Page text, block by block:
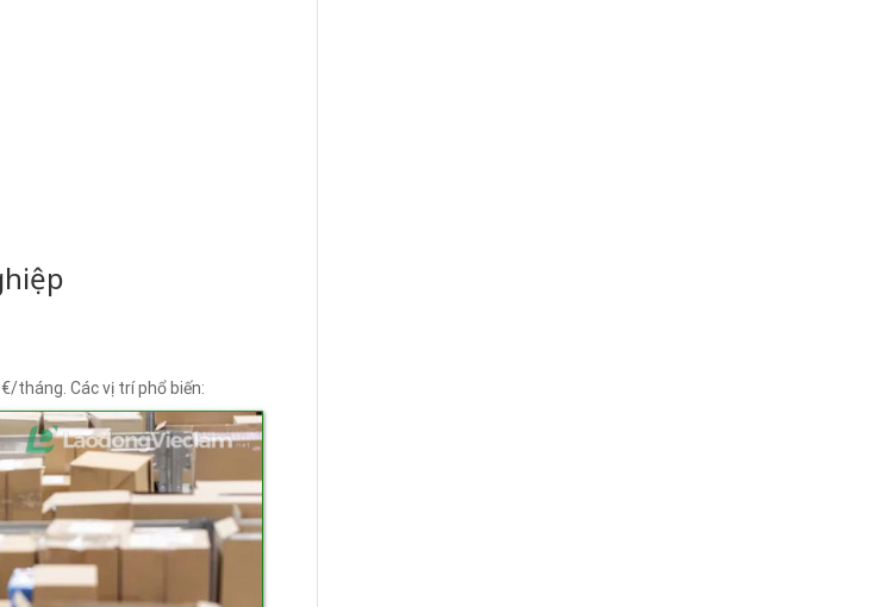
tháng. Các vị trí phổ biến: